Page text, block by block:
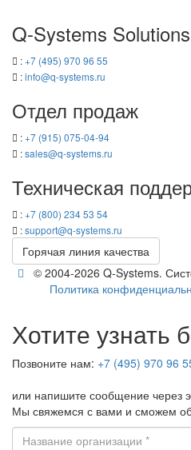
Q-​Systems Solutions
:+7 (495) 970 96 55
:info@q-​systems.ru
Отдел про­даж
:+7 (915) 075-04-94
:sales@q-​systems.ru
Тех­ни­че­ская
:+7 (800) 234 53 54
:support@q-​systems.ru
Го­ря­чая линия ка­че­ства
© 2004-2026 Q-​Systems.
По­ли­ти­ка
Хотите узнать
Позвоните нам: +7 (495) 970 96
или напишите сообщение через
Мы свяжемся с вами и сможем